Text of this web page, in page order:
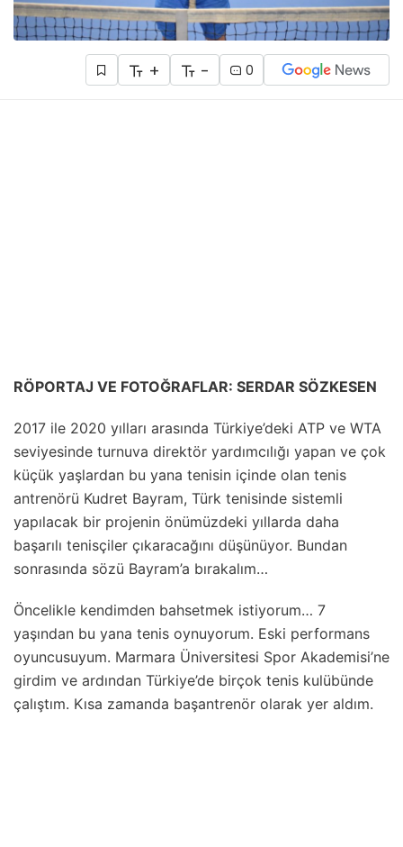
+ - 0
RÖPORTAJ VE FOTOĞRAFLAR: SERDAR SÖZKESEN
2017 ile 2020 yılları arasında Türkiye’deki ATP ve WTA
seviyesinde turnuva direktör yardımcılığı yapan ve çok
küçük yaşlardan bu yana tenisin içinde olan tenis
antrenörü Kudret Bayram, Türk tenisinde sistemli
yapılacak bir projenin önümüzdeki yıllarda daha
başarılı tenisçiler çıkaracağını düşünüyor. Bundan
sonrasında sözü Bayram’a bırakalım…
Öncelikle kendimden bahsetmek istiyorum… 7
yaşından bu yana tenis oynuyorum. Eski performans
oyuncusuyum. Marmara Üniversitesi Spor Akademisi’ne
girdim ve ardından Türkiye’de birçok tenis kulübünde
çalıştım. Kısa zamanda başantrenör olarak yer aldım.